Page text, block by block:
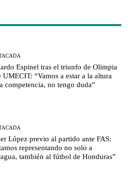
Espinel tras el triunfo de Olimpia
UMECIT: “Vamos a estar a la altura
competencia, no tengo duda”
López previo al partido ante FAS:
representando no solo a
también al fútbol de Honduras”